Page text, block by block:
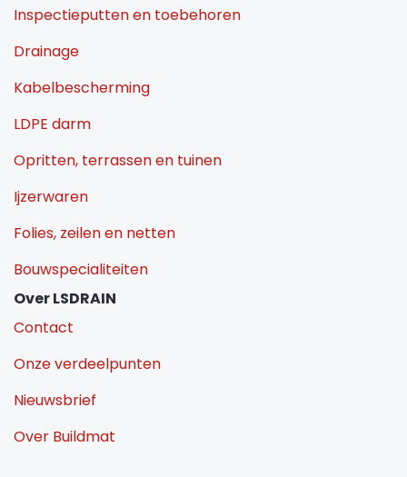
Inspectieputten en toebehoren
Drainage
Kabelbescherming
LDPE darm
Opritten, terrassen en tuinen
Ijzerwaren
Folies, zeilen en netten
Bouwspecialiteiten
Over LSDRAIN
Contact
Onze verdeelpunten
Nieuwsbrief
Over Buildmat